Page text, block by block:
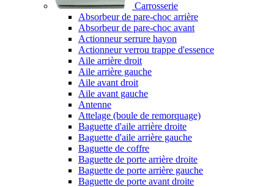
Carrosserie
Absorbeur de pare-choc arrière
Absorbeur de pare-choc avant
Actionneur serrure hayon
Actionneur verrou trappe d'essence
Aile arrière droit
Aile arrière gauche
Aile avant droit
Aile avant gauche
Antenne
Attelage (boule de remorquage)
Baguette d'aile arrière droite
Baguette d'aile arrière gauche
Baguette de coffre
Baguette de porte arrière droite
Baguette de porte arrière gauche
Baguette de porte avant droite